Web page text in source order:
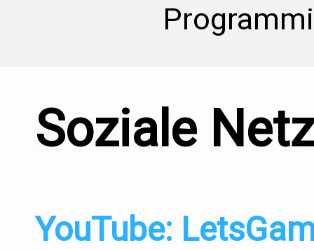
Soziale
YouTube: